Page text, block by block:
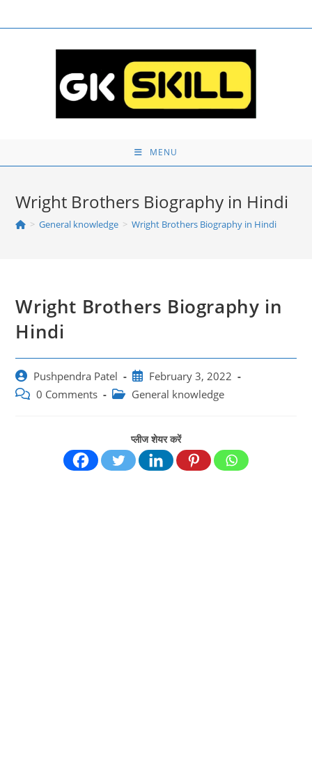
to
MENU
Wright Brothers Biography in Hindi
> General knowledge > Wright Brothers Biography in Hindi
Wright Brothers Biography in
Hindi
Post
author:
Pushpendra Patel
Post
published:
February 3, 2022
Post 0 Comments
Post General knowledge
प्लीज शेयर करें